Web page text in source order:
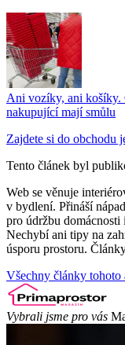
Ani vozíky, ani košíky.
nakupující mají smůlu
Zajdete si do
Tento článek byl
Web se věnuje
v bydlení. Přináší
pro údržbu domácnosti
Nechybí ani tipy na
úsporu prostoru.
Všechny články
Vybrali jsme pro vás